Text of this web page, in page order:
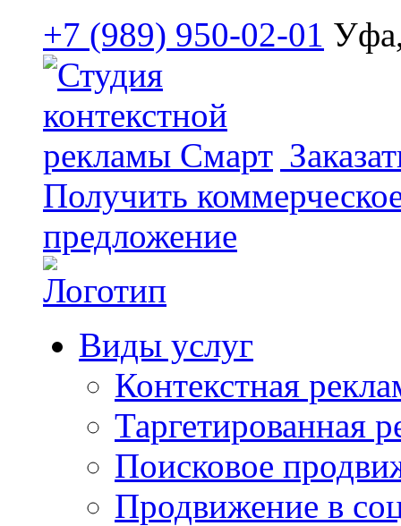
+7 (989) 950-02-01
Получить
предложение
Виды услуг
Контекстная
Таргетированная
Поисковое
Продвижение в